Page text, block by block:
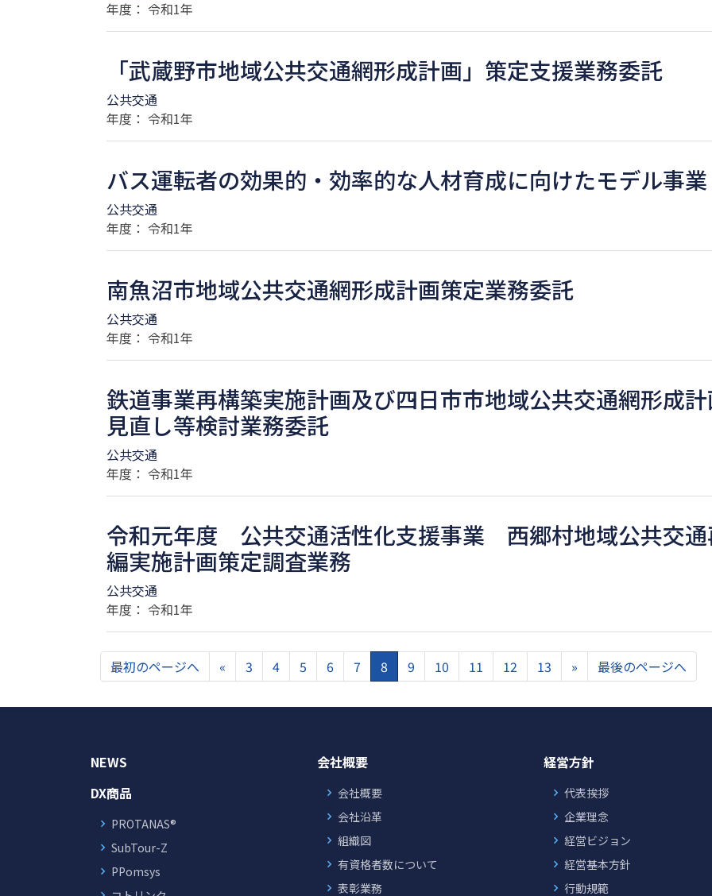
年度： 令和1年
「武蔵野市地域公共交通網形成計画」策定支援業務委託
公共交通
年度： 令和1年
バス運転者の効果的・効率的な人材育成に向けたモデル事業
公共交通
年度： 令和1年
南魚沼市地域公共交通網形成計画策定業務委託
公共交通
年度： 令和1年
鉄道事業再構築実施計画及び四日市市地域公共交通網形成
見直し等検討業務委託
公共交通
年度： 令和1年
令和元年度 公共交通活性化支援事業 西郷村地域公共交
編実施計画策定調査業務
公共交通
年度： 令和1年
最初のページへ « 3 4 5 6 7 8 9 10 11 12 13 » 最後のページへ
NEWS
DX商品
PROTANAS®
SubTour-Z
PPomsys
会社概要
会社概要
会社沿革
組織図
有資格者数について
表彰業務
経営方針
代表挨拶
企業理念
経営ビジョン
経営基本方針
行動規範